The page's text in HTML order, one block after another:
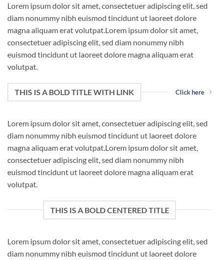
Lorem ipsum dolor sit amet, consectetuer adipiscing elit, sed
diam nonummy nibh euismod tincidunt ut laoreet dolore
magna aliquam erat volutpat.Lorem ipsum dolor sit amet,
consectetuer adipiscing elit, sed diam nonummy nibh
euismod tincidunt ut laoreet dolore magna aliquam erat
volutpat.
THIS IS A BOLD TITLE WITH LINK Click here
Lorem ipsum dolor sit amet, consectetuer adipiscing elit, sed
diam nonummy nibh euismod tincidunt ut laoreet dolore
magna aliquam erat volutpat.Lorem ipsum dolor sit amet,
consectetuer adipiscing elit, sed diam nonummy nibh
euismod tincidunt ut laoreet dolore magna aliquam erat
volutpat.
THIS IS A BOLD CENTERED TITLE
Lorem ipsum dolor sit amet, consectetuer adipiscing elit, sed
diam nonummy nibh euismod tincidunt ut laoreet dolore